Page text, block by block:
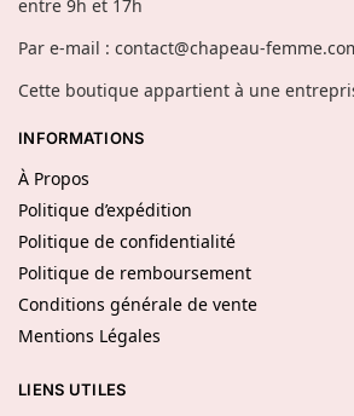
entre 9h et 17h
Par e-mail : contact@chapeau-
Cette boutique appartient à une
INFORMATIONS
À Propos
Politique d’expédition
Politique de confidentialité
Politique de remboursement
Conditions générale de vente
Mentions Légales
LIENS UTILES